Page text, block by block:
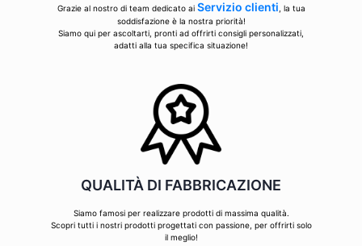
Grazie al nostro di team dedicato ai Servizio clienti , la tua
soddisfazione è la nostra priorità!
Siamo qui per ascoltarti, pronti ad offrirti consigli personalizzati,
adatti alla tua specifica situazione!
QUALITÀ DI FABBRICAZIONE
Siamo famosi per realizzare prodotti di massima qualità.
Scopri tutti i nostri prodotti progettati con passione, per offrirti solo
il meglio!